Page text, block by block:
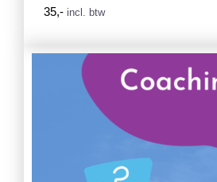
35,- incl. btw